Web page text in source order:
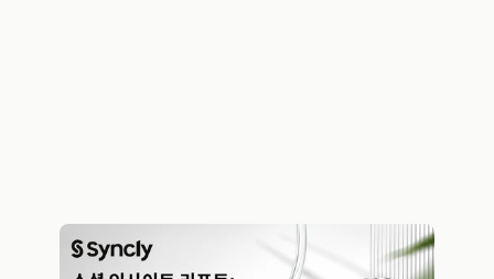
더 많은 리포트 보러가기